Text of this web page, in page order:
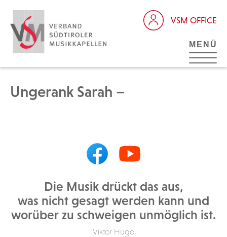
VSM OFFICE
MENÜ
Ungerank Sarah –
Die Musik drückt das aus,
was nicht gesagt werden kann und
worüber zu schweigen unmöglich ist.
Viktor Hugo